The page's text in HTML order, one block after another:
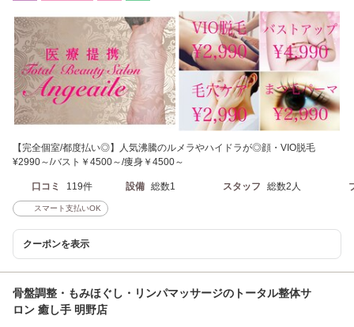
【完全個室/都度払い◎】人気沸騰のルメラやハイドラが◎顔・VIO脱毛
¥2990～/バスト￥4500～/痩身￥4500～
口コミ 119件 設備 総数1 スタッフ 総数2人
スマート支払いOK
クーポンを表示
骨盤調整・もみほぐし・リンパマッサージのトータル整体サ
ロン 癒し手 明野店